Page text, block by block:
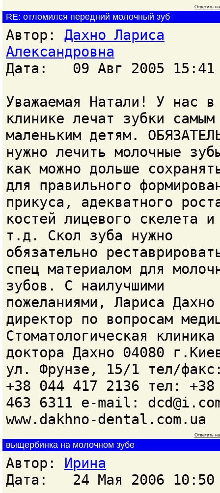
Ответить
RE: отломился передний молочный зуб
Автор: Дахно Лариса
Александровна
Дата: 09 Авг 2005 15:41
Уважаемая Натали! У нас в
клинике лечат зубки самым
маленьким детям.
нужно лечить молочные
как можно дольше
для правильного
прикуса, адекватного
костей лицевого скелета и
т.д. Скол зуба нужно
обязательно
спец материалом для
зубов. С наилучшими
пожеланиями, Лариса Дахно
директор по вопросам
Стоматологическая клиника
доктора Дахно 04080
ул. Фрунзе, 15/1 тел/
+38 044 417 2136 тел: +38
463 6311 e-mail:
www.dakhno-dental.com.ua
Ответить
выщербинка на молочном зубе
Автор: Ирина
Дата: 24 Мая 2006 10:50